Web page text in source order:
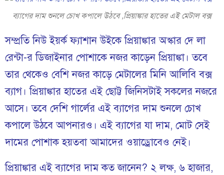
ব্যাগের দাম শুনলে চোখ কপালে উঠবে ,প্রিয়াঙ্কার হাতের এই মেটাল বক্স
সম্প্রতি নিউ ইয়র্ক ফ্যাশান উইকে প্রিয়াঙ্কার অস্কার দে লা
রেন্টা-র ডিজাইনার পোশাকে নজর কাড়েন প্রিয়াঙ্কা। তবে
তার থেকেও বেশি নজর কাড়ে মেটালের মিনি আলিবি বক্স
ব্যাগ। প্রিয়াঙ্কার হাতের এই ছোট্ট জিনিসটাই সকলের নজরে
আসে। তবে দেশি গার্লের এই ব্যাগের দাম শুনলে চোখ
কপালে উঠবে আপনারও। এই ব্যাগের যা দাম, মোট সেই
দামের পোশাক হয়তবা আমাদের ওয়াড্রোবেও নেই।
প্রিয়াঙ্কার এই ব্যাগের দাম কত জানেন? ২ লক্ষ, ৬ হাজার,